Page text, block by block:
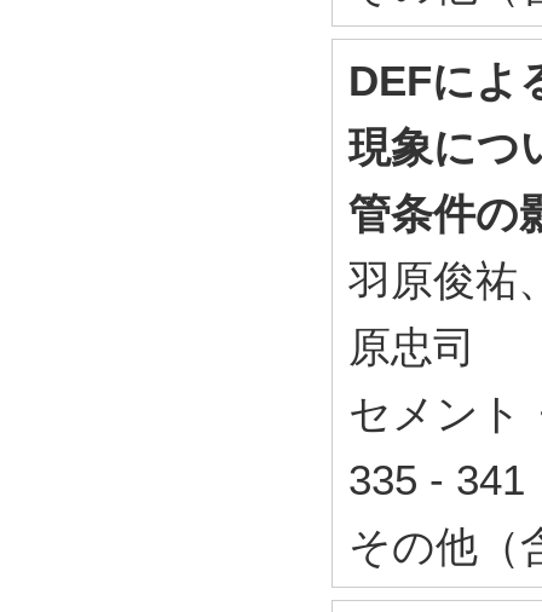
DEFによ
現象につ
管条件の
羽原俊祐
原忠司
セメン
335 -
その他（